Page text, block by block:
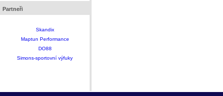
Partneři
Skandix
Maptun Performance
DO88
Simons-sportovní výfuky